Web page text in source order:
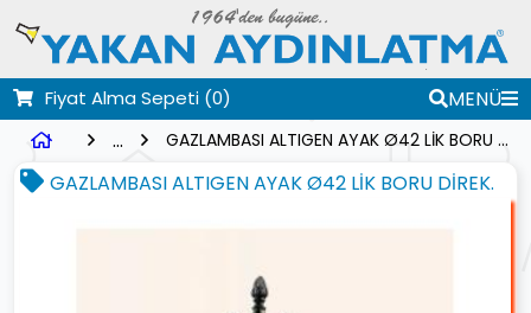
Fiyat Alma Sepeti (0)
MENÜ
...
GAZLAMBASI ALTIGEN AYAK Ø42 LİK BORU DİREK.
GAZLAMBASI ALTIGEN AYAK Ø42 LİK BORU DİREK.